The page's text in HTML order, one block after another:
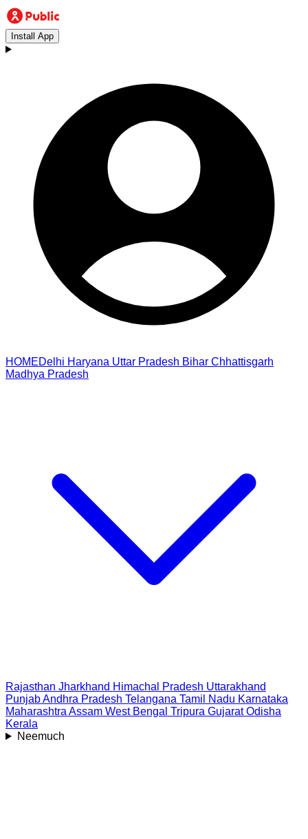
Install App
HOMEDelhi Haryana Uttar Pradesh Bihar Chhattisgarh
Madhya Pradesh
Rajasthan Jharkhand Himachal Pradesh Uttarakhand
PunjabAndhra Pradesh Telangana Tamil Nadu Karnataka
Maharashtra Assam West Bengal Tripura Gujarat Odisha
Kerala
Neemuch